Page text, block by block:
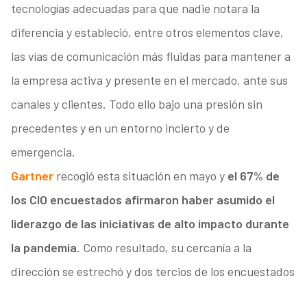
tecnologías adecuadas para que nadie notara la
diferencia y estableció, entre otros elementos clave,
las vías de comunicación más fluidas para mantener a
la empresa activa y presente en el mercado, ante sus
canales y clientes. Todo ello bajo una presión sin
precedentes y en un entorno incierto y de
emergencia.
Gartnerrecogió esta situación en mayo y el 67% de
los CIO encuestados afirmaron haber asumido el
liderazgo de las iniciativas de alto impacto durante
la pandemia. Como resultado, su cercanía a la
dirección se estrechó y dos tercios de los encuestados